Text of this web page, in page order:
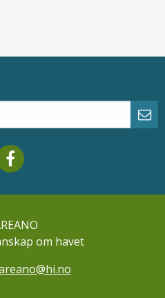
Mareano facebook
om havet